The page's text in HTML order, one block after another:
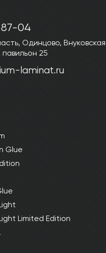
ОТПРАВИТЬ
не будут переданы третьим
04
Одинцово,
павильон 25
laminat.ru
Glue
Limited Edition